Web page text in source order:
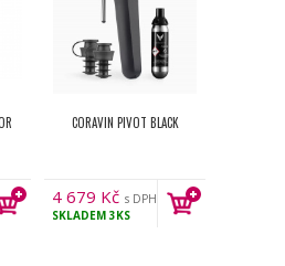
CORAVIN PIVOT BLACK
4 679 Kč s DPH
SKLADEM3KS